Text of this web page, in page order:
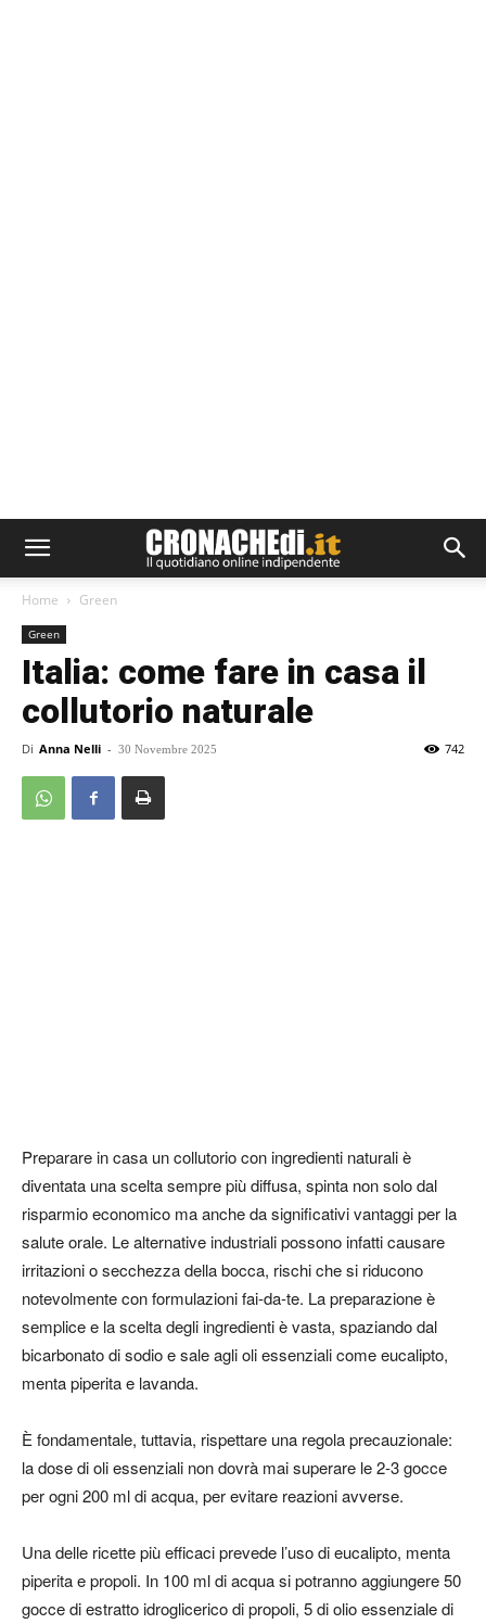
Home Green
Green
Italia: come fare in casa il
collutorio naturale
Di Anna Nelli - 30 Novembre 2025 742
Preparare in casa un collutorio con ingredienti naturali è
diventata una scelta sempre più diffusa, spinta non solo dal
risparmio economico ma anche da significativi vantaggi per la
salute orale. Le alternative industriali possono infatti causare
irritazioni o secchezza della bocca, rischi che si riducono
notevolmente con formulazioni fai-da-te. La preparazione è
semplice e la scelta degli ingredienti è vasta, spaziando dal
bicarbonato di sodio e sale agli oli essenziali come eucalipto,
menta piperita e lavanda.
È fondamentale, tuttavia, rispettare una regola precauzionale:
la dose di oli essenziali non dovrà mai superare le 2-3 gocce
per ogni 200 ml di acqua, per evitare reazioni avverse.
Una delle ricette più efficaci prevede l’uso di eucalipto, menta
piperita e propoli. In 100 ml di acqua si potranno aggiungere 50
gocce di estratto idroglicerico di propoli, 5 di olio essenziale di